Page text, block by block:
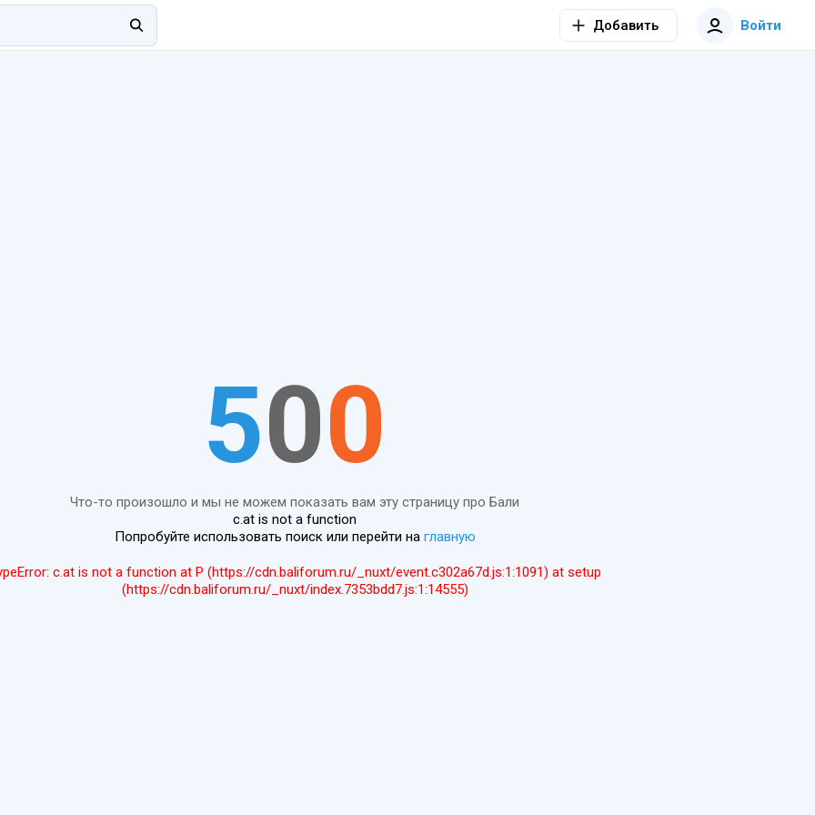
Добавить Войти
500
Что-то произошло и мы не можем показать вам эту страницу про Бали
c.at is not a function
Попробуйте использовать поиск или перейти на главную
c.at is not a function at P (https://cdn.baliforum.ru/_nuxt/event.c302a67d.js:1:1091) at setup
(https://cdn.baliforum.ru/_nuxt/index.7353bdd7.js:1:14555)